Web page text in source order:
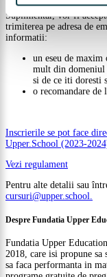
Suplimentar, vor fi
trimiterea pe adresa de
informatii:
un eseu de
mult din domeniul
si de ce iti doresti
o recomandare de
Inscrierile se pot face
Upper.School (2023-
Vezi regulament
Pentru alte detalii sau
cursuri@upper.school.
Despre Fundatia Upper
Fundatia Upper
2018, care isi propune
sa faca performanta in